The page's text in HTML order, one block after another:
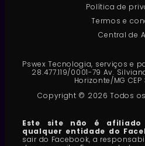
Política de
Termos e
Central de
Pswex Tecnologia, serviços e
28.477.119/0001-79 Av.
Horizonte/MG CEP
Copyright © 2026 Todos
Este site não é afiliado
qualquer entidade do
sair do Facebook, a